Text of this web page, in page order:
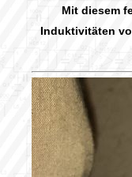
Mit diesem
Induktivitäten